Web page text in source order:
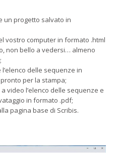
un progetto salvato in
vostro computer in formato .html
non bello a vedersi… almeno
delle sequenze in
per la stampa;
video l’elenco delle sequenze e
in formato .pdf;
pagina base di Scribis.